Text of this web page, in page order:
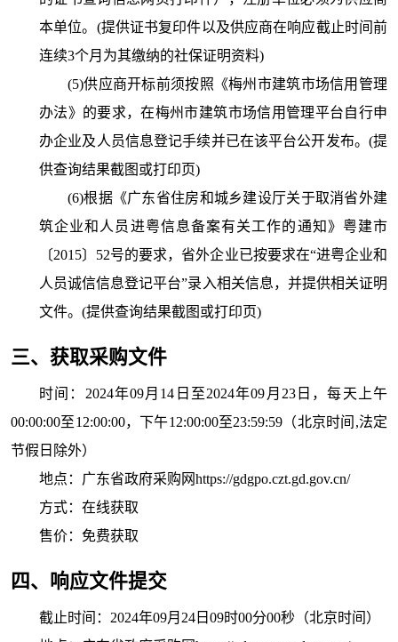
本单位。(提供证书复印件以及供应商在响应截止时间前
连续3个月为其缴纳的社保证明资料)
(5)供应商开标前须按照《梅州市建筑市场信用管理
办法》的要求，在梅州市建筑市场信用管理平台自行申
办企业及人员信息登记手续并已在该平台公开发布。(提
供查询结果截图或打印页)
(6)根据《广东省住房和城乡建设厅关于取消省外建
筑企业和人员进粤信息备案有关工作的通知》粤建市
〔2015〕52号的要求，省外企业已按要求在“进粤企业和
人员诚信信息登记平台”录入相关信息，并提供相关证明
文件。(提供查询结果截图或打印页)
三、获取采购文件
时间： 2024年09月14日 至2024年09月23日，每天上午
00:00:00至12:00:00，下午12:00:00至23:59:59 （北京时间,法定
节假日除外）
地点： 广东省政府采购网https://gdgpo.czt.gd.gov.cn/
方式： 在线获取
售价： 免费获取
四、响应文件提交
截止时间： 2024年09月24日09时00分00秒 （北京时间）